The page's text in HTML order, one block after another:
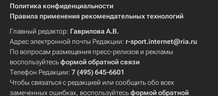
Политика конфиденциальности
Правила применения рекомендательных технологий
Главный редактор: Гаврилова А.В.
Адрес электронной почты Редакции: r-sport.internet@ria.ru
По вопросам размещения пресс-релизов и рекламы
воспользуйтесьформой обратной связи
Телефон Редакции: 7 (495) 645-6601
Чтобы связаться с редакцией или сообщить обо всех
замеченных ошибках, воспользуйтесьформой обратной